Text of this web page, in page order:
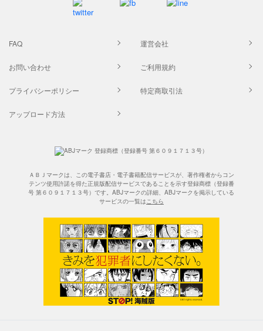
FAQ 運営会社
お問い合わせ ご利用規約
プライバシーポリシー 特定商取引法
アップロード方法
ＡＢＪマークは、この電子書店・電子書籍配信サービスが、著作権者からコン
テンツ使用許諾を得た正規版配信サービスであることを示す登録商標（登録番
号 第６０９１７１３号）です。ABJマークの詳細、ABJマークを掲示している
サービスの一覧はこちら